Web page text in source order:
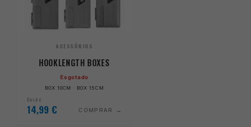
ACESSÓRIOS
HOOKLENGTH BOXES
Esgotado
BOX 10CM · BOX 15CM
Desde
14,99 € COMPRAR